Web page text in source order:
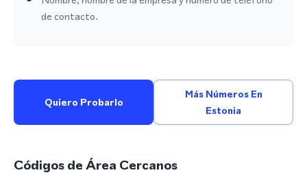
de contacto.
Quiero Probarlo
Más Números En
Estonia
Códigos de Área Cercanos